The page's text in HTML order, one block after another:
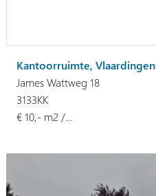
Kantoorruimte, Vlaardingen
James Wattweg 18
3133KK
€ 10,- m2 /…